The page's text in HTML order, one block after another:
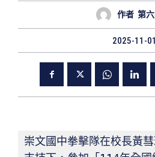
作者 第
2025-11-01
崇文國中拳擊隊在校長黃